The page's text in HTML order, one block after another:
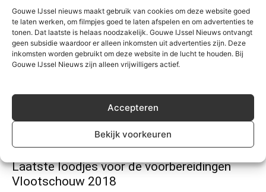
Gouwe IJssel nieuws maakt gebruik van cookies om deze website goed
te laten werken, om filmpjes goed te laten afspelen en om advertenties te
tonen. Dat laatste is helaas noodzakelijk. Gouwe IJssel Nieuws ontvangt
geen subsidie waardoor er alleen inkomsten uit advertenties zijn. Deze
inkomsten worden gebruikt om deze website in de lucht te houden. Bij
Gouwe IJssel Nieuws zijn alleen vrijwilligers actief.
Accepteren
Bekijk voorkeuren
Algemeen
Laatste loodjes voor de voorbereidingen
Vlootschouw 2018